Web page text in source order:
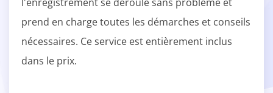
l'enregistrement se déroule sans problème et
prend en charge toutes les démarches et conseils
nécessaires. Ce service est entièrement inclus
dans le prix.